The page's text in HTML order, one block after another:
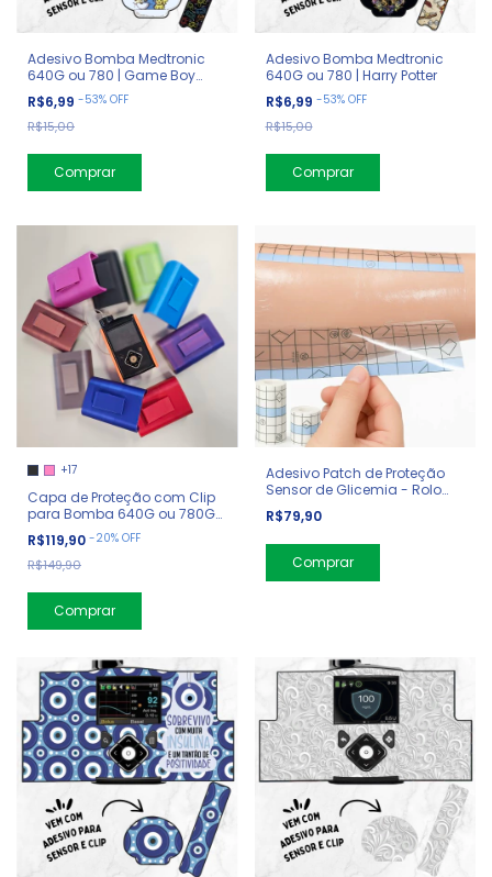
Adesivo Bomba Medtronic
640G ou 780 | Game Boy
Color
R$6,99 -53% OFF
R$15,00
Adesivo Bomba Medtronic
640G ou 780 | Harry Potter
R$6,99 -53% OFF
R$15,00
+17
Capa de Proteção com Clip
para Bomba 640G ou 780G
Medtronic
R$119,90 -20% OFF
R$149,90
Comprar
Adesivo Patch de Proteção
Sensor de Glicemia - Rolo
Transparente
R$79,90
Comprar